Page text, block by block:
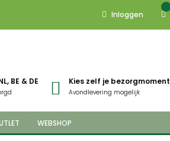
Inloggen
BE & DE Kies zelf je bezorgmoment
Avondlevering mogelijk
WEBSHOP